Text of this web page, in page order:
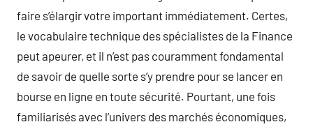
faire s’élargir votre important immédiatement. Certes,
le vocabulaire technique des spécialistes de la Finance
peut apeurer, et il n’est pas couramment fondamental
de savoir de quelle sorte s’y prendre pour se lancer en
bourse en ligne en toute sécurité. Pourtant, une fois
familiarisés avec l’univers des marchés économiques,